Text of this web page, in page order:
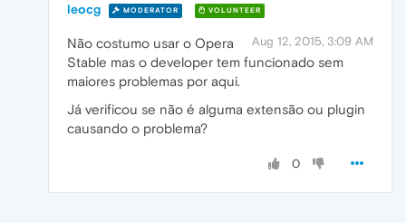
leocg MODERATOR VOLUNTEER
Aug 12, 2015, 3:09 AM
Não costumo usar o Opera
Stable mas o developer tem funcionado sem
maiores problemas por aqui.
Já verificou se não é alguma extensão ou plugin
causando o problema?
0